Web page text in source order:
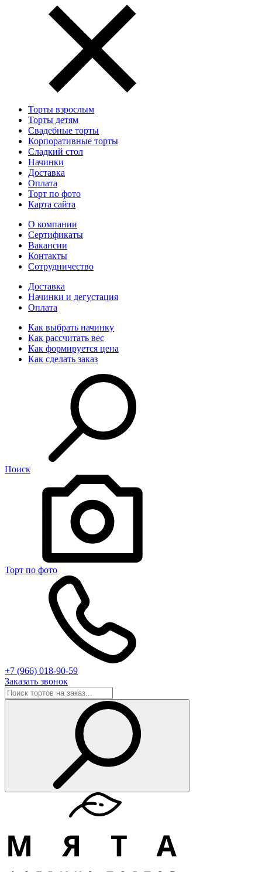
Торты взрослым
Торты детям
Свадебные торты
Корпоративные торты
Сладкий стол
Начинки
Доставка
Оплата
Торт по фото
Карта сайта
О компании
Сертификаты
Вакансии
Контакты
Сотрудничество
Доставка
Начинки и дегустация
Оплата
Как выбрать начинку
Как рассчитать вес
Как формируется цена
Как сделать заказ
Поиск
Торт по фото
+7 (966) 018-90-59
Заказать звонок